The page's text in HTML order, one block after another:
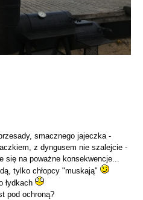
smacznego jajeczka -
z dyngusem nie szalejcie -
się na poważne konsekwencje...
tylko chłopcy "muskają"
łydkach
pod ochroną?